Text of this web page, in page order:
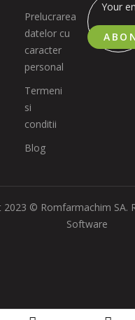
Prelucrarea
datelor cu
caracter
personal
Termeni
si
conditii
Blog
2023 © Romfarmachim SA.
Software